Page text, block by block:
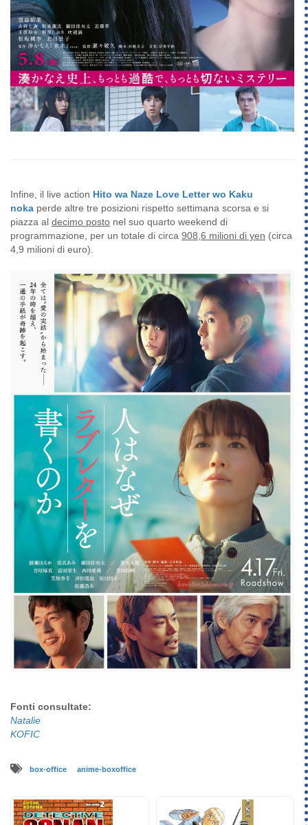
Infine, il live action Hito wa Naze Love Letter wo Kaku
noka perde altre tre posizioni rispetto settimana scorsa e si
piazza al decimo posto nel suo quarto weekend di
programmazione, per un totale di circa 908,6 milioni di yen (circa
4,9 milioni di euro).
Fonti consultate:
Natalie
KOFIC
box-office anime-boxoffice